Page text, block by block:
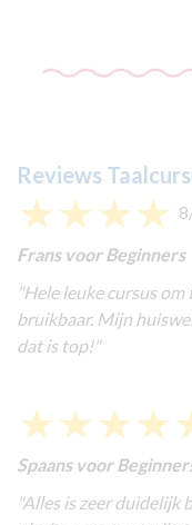
Reviews
Frans voor Beginners
"Hele leuke cursus om
bruikbaar. Mijn
dat is top!"
Spaans voor
"Alles is zeer duidelijk